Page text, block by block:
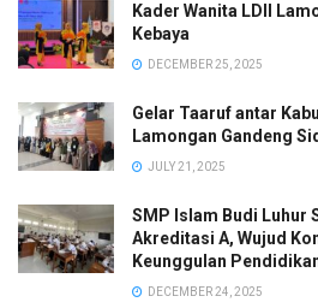
Kader Wanita LDII
Kebaya
DECEMBER 25, 2025
Gelar Taaruf antar
Lamongan Gandeng
JULY 21, 2025
SMP Islam Budi Luhur
Akreditasi A, Wujud
Keunggulan
DECEMBER 24, 2025